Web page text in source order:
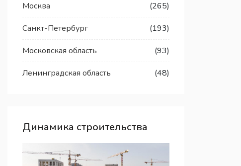
Москва (265)
Санкт-Петербург (193)
Московская область (93)
Ленинградская область (48)
Динамика строительства